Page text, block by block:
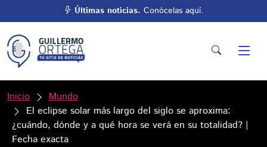
Últimas noticias. Conócelas aquí.
Inicio
Mundo
El eclipse solar más largo del siglo se aproxima:
¿cuándo, dónde y a qué hora se verá en su totalidad? |
Fecha exacta